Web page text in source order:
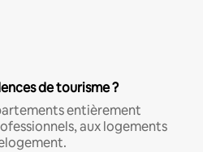
de tourisme ?
entièrement
aux logements